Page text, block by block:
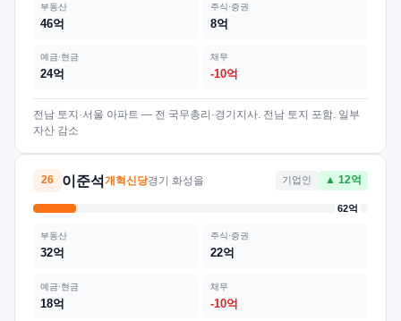
부동산
46억
주식·증권
8억
예금·현금
24억
채무
-10억
전남 토지·서울 아파트 — 전 국무총리·경기지사. 전남 토지 포함. 일부
자산 감소
26 이준석 개혁신당경기 화성을 기업인 ▲ 12억
62억
부동산
32억
주식·증권
22억
예금·현금
18억
채무
-10억